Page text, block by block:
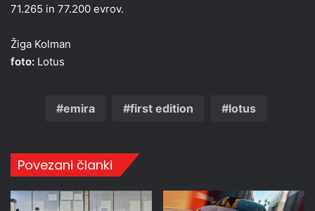
71.265 in 77.200 evrov.
Žiga Kolman
foto: Lotus
emira first edition lotus
Povezani članki